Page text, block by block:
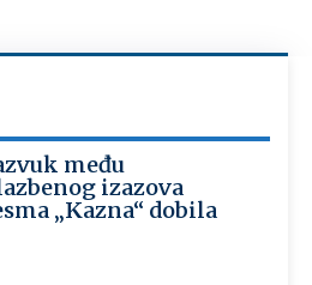
među
izazova
„Kazna“ dobila